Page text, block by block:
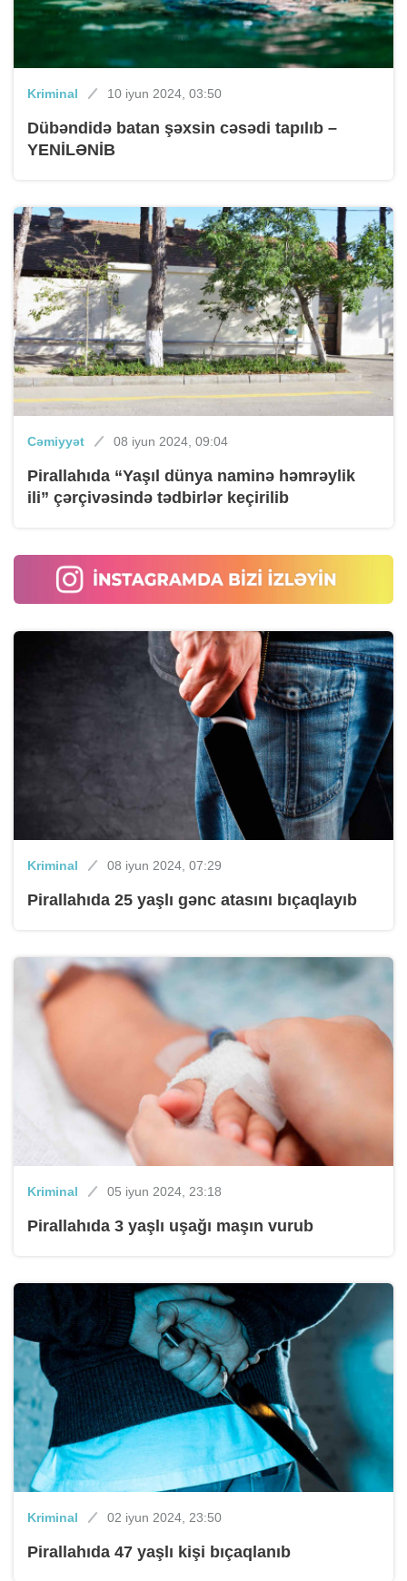
Kriminal 10 iyun 2024, 03:50
Dübəndidə batan şəxsin cəsədi tapılıb –
YENİLƏNİB
Cəmiyyət 08 iyun 2024, 09:04
Pirallahıda “Yaşıl dünya naminə həmrəylik
ili” çərçivəsində tədbirlər keçirilib
Kriminal 08 iyun 2024, 07:29
Pirallahıda 25 yaşlı gənc atasını bıçaqlayıb
Kriminal 05 iyun 2024, 23:18
Pirallahıda 3 yaşlı uşağı maşın vurub
Kriminal 02 iyun 2024, 23:50
Pirallahıda 47 yaşlı kişi bıçaqlanıb